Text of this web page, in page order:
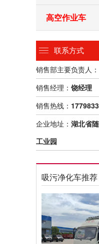
高空作业车
联系方式
销售部主要负责人：
销售经理： 饶经理
销售热线：
企业地址： 湖北省
工业园
吸污净化车推荐